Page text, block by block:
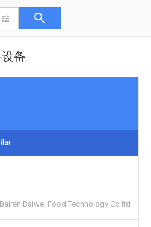
备
Baiwei Food Technology Co ltd